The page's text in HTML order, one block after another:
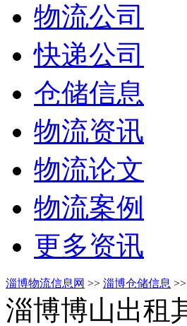
物流公司
快递公司
仓储信息
物流资讯
物流论文
物流案例
更多资讯
淄博物流信息网 >> 淄博仓储信息 >>
淄博博山出租